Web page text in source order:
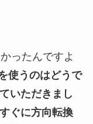
ったんですよ
使うのはどうで
いただきまし
ぐに方向転換